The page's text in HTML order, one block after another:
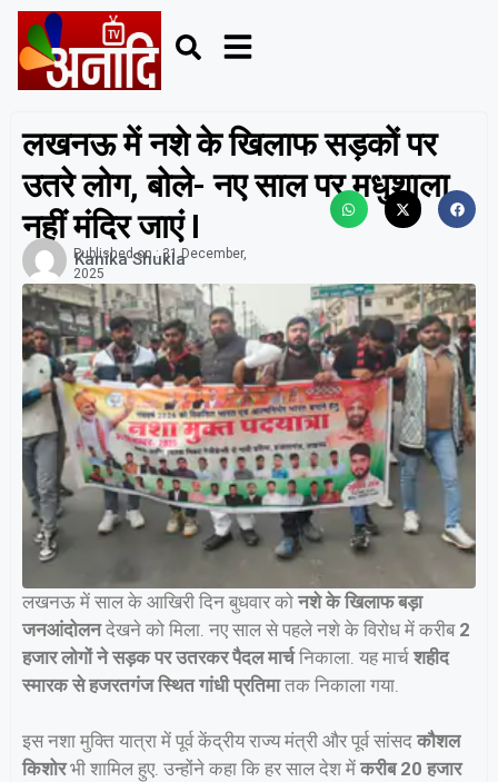
लखनऊ में नशे के खिलाफ सड़कों पर
उतरे लोग, बोले- नए साल पर मधुशाला
नहीं मंदिर जाएं I
Kanika Shukla
Published on : 31 December,
2025
लखनऊ में साल के आखिरी दिन बुधवार को नशे के खिलाफ बड़ा
जनआंदोलनदेखने को मिला. नए साल से पहले नशे के विरोध में करीब 2
हजार लोगों ने सड़क पर उतरकर पैदल मार्चनिकाला. यह मार्च शहीद
स्मारक से हजरतगंज स्थित गांधी प्रतिमातक निकाला गया.
इस नशा मुक्ति यात्रा में पूर्व केंद्रीय राज्य मंत्री और पूर्व सांसद कौशल
किशोरभी शामिल हुए. उन्होंने कहा कि हर साल देश में करीब 20 हजार